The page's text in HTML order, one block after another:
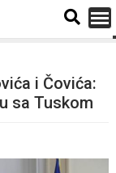
i Čovića:
sa Tuskom